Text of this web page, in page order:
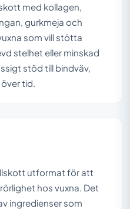
med kollagen,
gurkmeja och
som vill stötta
stelhet eller minskad
stöd till bindväv,
tid.
utformat för att
hos vuxna. Det
ingredienser som